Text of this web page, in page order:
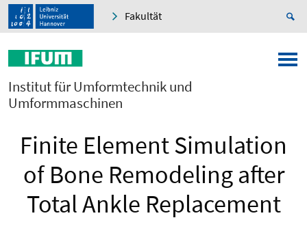
Fakultät
Institut für Umformtechnik und
Umformmaschinen
Finite Element Simulation
of Bone Remodeling after
Total Ankle Replacement